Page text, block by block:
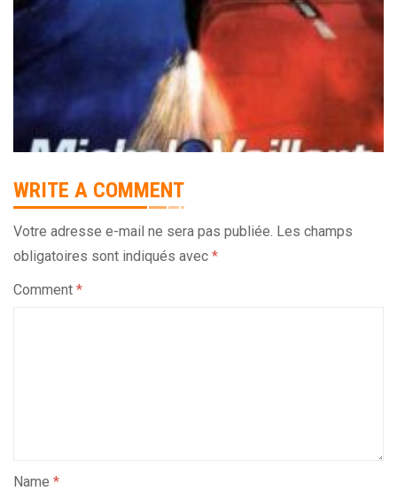
WRITE A COMMENT
Votre adresse e-mail ne sera pas publiée. Les champs
obligatoires sont indiqués avec *
Comment *
Name *